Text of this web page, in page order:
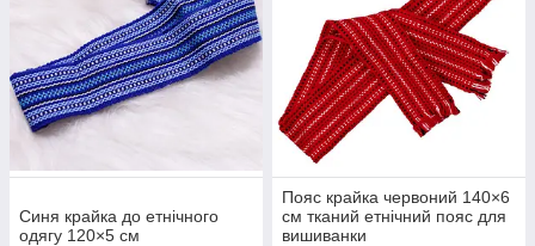
Синя крайка до етнічного
одягу 120×5 см
Пояс крайка червоний 140×6
см тканий етнічний пояс для
вишиванки